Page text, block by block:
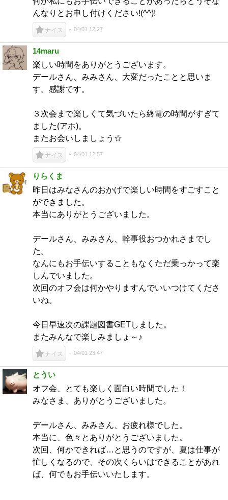
んなりとお申し付けください!(^^)!
ナイス 04/01 12:27
14maru
楽しい時間をありがとうございます。
デールさん、みみさん、大変だったことと思いま
す。感謝です。
３次会まで楽しくて気づいたら終電の時間がすぎて
ました(アホ)。
またお会いしましょう☆
ナイス 04/01 12:57
りらくま
昨日はみなさんのおかげで楽しい時間をすごすこと
ができました。
本当にありがとうございました。
デールさん、みみさん、幹事役おつかれさまでし
た。
なんにもお手伝いすることもなくただ乗っかって楽
しんでいました。
次回のオフ会は何かやりますんでいいつけてくださ
いね。
今日早速次の課題図書GETしました。
またみんなで楽しみましょ～♪
ナイス 04/01 23:47
とうい
オフ会、とても楽しく面白い時間でした！
みなさま、ありがとうございました。
デールさん、みみさん、お疲れ様でした。
本当に、色々とありがとうございました。
次回、何かできれば…と思うのですが、夏は仕事が
忙しくなるので、その次くらいはできることがあれ
ば、何でもお手伝いいたします。